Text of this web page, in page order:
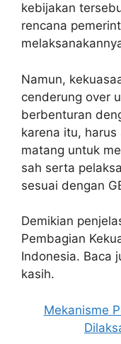
kebijakan
rencana
Namun,
cenderung over
berbenturan
karena itu,
matang untuk
sah serta
sesuai dengan
Demikian
Pembagian
Indonesia. Baca
kasih.
Mekanisme